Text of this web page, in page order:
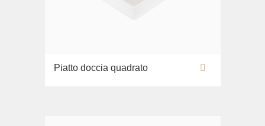
Piatto doccia quadrato